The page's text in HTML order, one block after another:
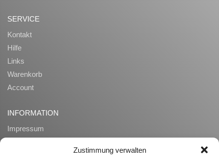
Zustimmung verwalten
SERVICE
Kontakt
Hilfe
Links
Warenkorb
Account
INFORMATION
Impressum